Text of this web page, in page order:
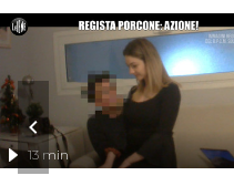
13 min